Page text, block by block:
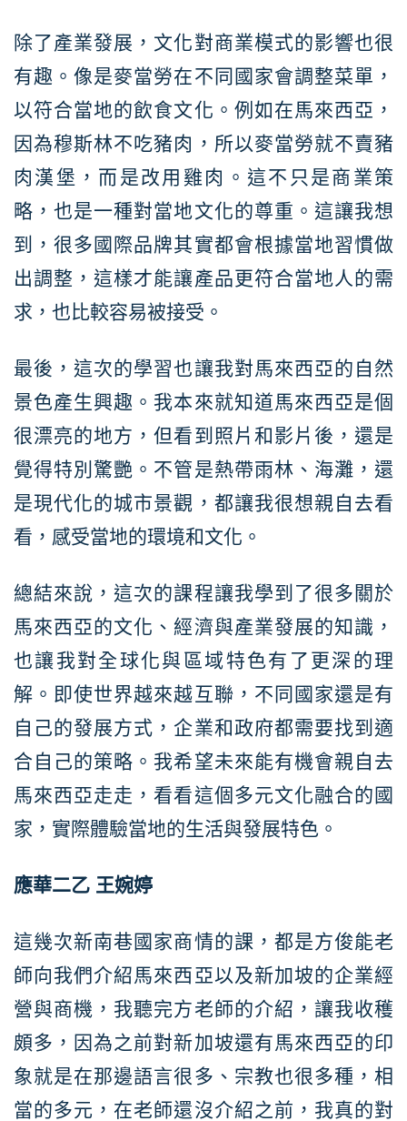
除了產業發展，文化對商業模式的影響也很
有趣。像是麥當勞在不同國家會調整菜單，
以符合當地的飲食文化。例如在馬來西亞，
因為穆斯林不吃豬肉，所以麥當勞就不賣豬
肉漢堡，而是改用雞肉。這不只是商業策
略，也是一種對當地文化的尊重。這讓我想
到，很多國際品牌其實都會根據當地習慣做
出調整，這樣才能讓產品更符合當地人的需
求，也比較容易被接受。
最後，這次的學習也讓我對馬來西亞的自然
景色產生興趣。我本來就知道馬來西亞是個
很漂亮的地方，但看到照片和影片後，還是
覺得特別驚艷。不管是熱帶雨林、海灘，還
是現代化的城市景觀，都讓我很想親自去看
看，感受當地的環境和文化。
總結來說，這次的課程讓我學到了很多關於
馬來西亞的文化、經濟與產業發展的知識，
也讓我對全球化與區域特色有了更深的理
解。即使世界越來越互聯，不同國家還是有
自己的發展方式，企業和政府都需要找到適
合自己的策略。我希望未來能有機會親自去
馬來西亞走走，看看這個多元文化融合的國
家，實際體驗當地的生活與發展特色。
應華二乙 王婉婷
這幾次新南巷國家商情的課，都是方俊能老
師向我們介紹馬來西亞以及新加坡的企業經
營與商機，我聽完方老師的介紹，讓我收穫
頗多，因為之前對新加坡還有馬來西亞的印
象就是在那邊語言很多、宗教也很多種，相
當的多元，在老師還沒介紹之前，我真的對